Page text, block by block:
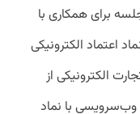
برای همکاری با
اعتماد الکترونیکی
الکترونیکی از
با نماد